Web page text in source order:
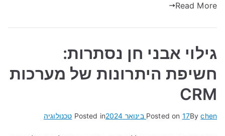
Read More
גילוי אבני חן נסתרות:
חשיפת היתרונות של מערכות
CRM
Bychen
Posted on 17 בינואר 2024 Posted in טכנולוגיה